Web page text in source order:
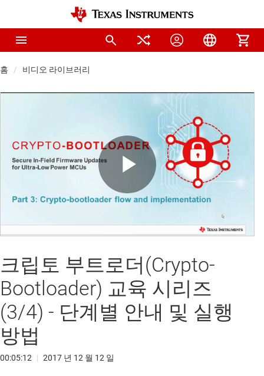
홈 비디오 라이브러리
Play
Video
크립토 부트로더(Crypto-
Bootloader) 교육 시리즈
(3/4) - 단계별 안내 및 실행
방법
00:05:12 | 2017 년 12 월 12 일